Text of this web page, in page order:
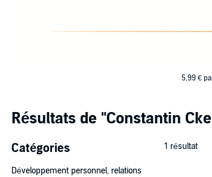
5,99 €
Résultats de "Constantin
Catégories
Développement personnel, relations
1 résultat